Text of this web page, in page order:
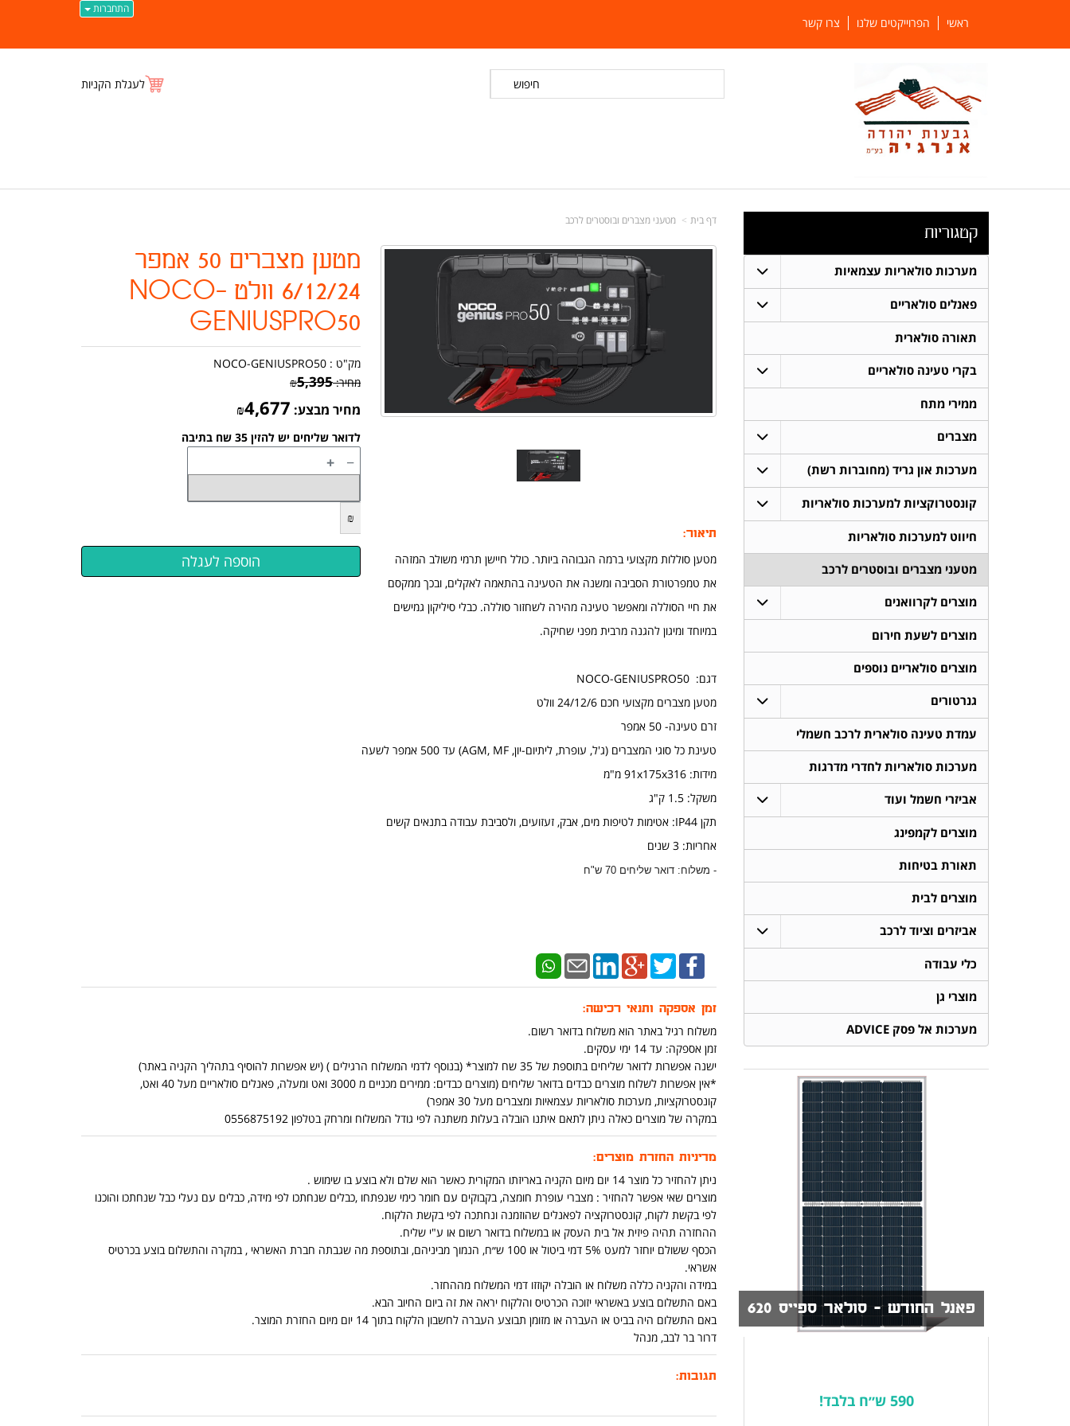
התחברות
ראשי הפרוייקטים שלנו צרו קשר
חיפוש לעגלת הקניות
דף בית מטעני מצברים ובוסטרים לרכב
מטען מצברים 50 אמפר
6/12/24 וולט NOCO-
GENIUSPRO50
מק"ט : NOCO-GENIUSPRO50
מחיר:
₪5,395
מחיר מבצע: ₪4,677
לדואר שליחים יש להזין 35 שח בתיבה
−
+
₪
תיאור:
מטען סוללות מקצועי ברמה הגבוהה ביותר. כולל חיישן תרמי משולב המזהה
את טמפרטורת הסביבה ומשנה את הטעינה בהתאמה לאקלים, ובכך ממקסם
את חיי הסוללה ומאפשר טעינה מהירה לשחזור סוללה. כבלי סיליקון גמישים
במיוחד ומיגון להגנה מרבית מפני שחיקה.
דגם: NOCO-GENIUSPRO50
מטען מצברים מקצועי חכם 24/12/6 וולט
זרם טעינה- 50 אמפר
טעינת כל סוגי המצברים (ג'ל, עופרת, ליתיום-יון, AGM, MF) עד 500 אמפר לשעה
מידות: 91x175x316 מ"מ
​משקל: 1.5 ק"ג
​​תקן IP44: אטימות לטיפות מים, אבק, זעזועים, ולסביבת עבודה בתנאים קשים
אחריות: 3 שנים
- משלוח: דואר שליחים 70 ש"ח
זמן אספקה ותנאי רכישה:
משלוח רגיל באתר הוא משלוח בדואר רשום.
זמן אספקה: עד 14 ימי עסקים.
ישנה אפשרות לדואר שליחים בתוספת של 35 שח למוצר* (בנוסף לדמי המשלוח הרגילים ) (יש אפשרות להוסיף בתהליך הקניה באתר)
*אין אפשרות לשלוח מוצרים כבדים בדואר שליחים (מוצרים כבדים: ממירים מכניים מ 3000 ואט ומעלה, פאנלים סולאריים מעל 40 ואט,
קונסטרוקציות, מערכות סולאריות עצמאיות ומצברים מעל 30 אמפר)
במקרה של מוצרים כאלה ניתן לתאם איתנו הובלה בעלות משתנה לפי גודל המשלוח ומרחק בטלפון 0556875192
מדיניות החזרת מוצרים:
ניתן להחזיר כל מוצר 14 יום מיום הקניה באריזתו המקורית כאשר הוא שלם ולא בוצע בו שימוש .
מוצרים שאי אפשר להחזיר : מצברי עופרת חומצה, בקבוקים עם חומר כימי שנפתחו ,כבלים שנחתכו לפי מידה, כבלים עם נעלי כבל שנחתכו והוכנו
לפי בקשת לקוח, קונסטרוקציה לפאנלים שהוזמנה ונחתכה לפי בקשת הלקוח.
ההחזרה תהיה פיזית אל בית העסק או במשלוח בדואר רשום או ע"י שליח.
הכסף ששולם יוחזר למעט 5% דמי ביטול או 100 ש״ח, הנמוך מביניהם, ובתוספת מה שגבתה חברת האשראי , במקרה והתשלום בוצע בכרטיס
אשראי.
במידה והקניה כללה משלוח או הובלה יקוזזו דמי המשלוח מההחזר.
באם התשלום בוצע באשראי יזוכה הכרטיס והלקוח יראה את זה ביום החיוב הבא.
באם התשלום היה בביט או העברה או מזומן תבוצע העברה לחשבון הלקוח בתוך 14 יום מיום החזרת המוצר.
דרור בר לבב, מנהל
תגובות:
קטגוריות
מערכות סולאריות עצמאיות
פאנלים סולאריים
תאורה סולארית
בקרי טעינה סולאריים
ממירי מתח
מצברים
מערכות און גריד (מחוברות רשת)
קונסטרוקציות למערכות סולאריות
חיווט למערכות סולאריות
מטעני מצברים ובוסטרים לרכב
מוצרים לקרוואנים
מוצרים לשעת חירום
מוצרים סולאריים נוספים
גנרטורים
עמדת טעינה סולארית לרכב חשמלי
מערכות סולאריות לחדרי מדרגות
אביזרי חשמל ועוד
מוצרים לקמפינג
תאורת בטיחות
מוצרים לבית
אביזרים וציוד לרכב
כלי עבודה
מוצרי גן
מערכות אל פסק ADVICE
פאנל החודש - סולאר ספייס 620
590 ש״ח בלבד!